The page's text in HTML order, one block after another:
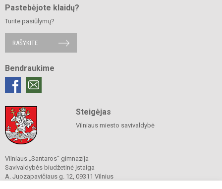
Pastebėjote klaidų?
Turite pasiūlymų?
RAŠYKITE
Bendraukime
Steigėjas
Vilniaus miesto savivaldybė
Vilniaus „Santaros“ gimnazija
Savivaldybės biudžetinė įstaiga
A. Juozapavičiaus g. 12, 09311 Vilnius